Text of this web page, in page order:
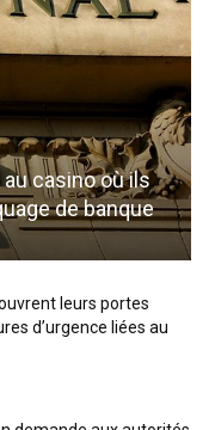
casino où ils
de banque
leurs portes
d’urgence liées au